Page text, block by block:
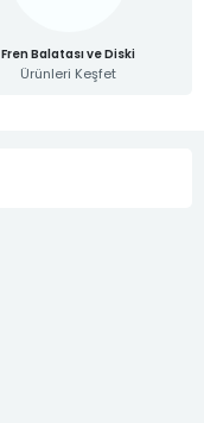
Fren Balatası ve Diski
Ürünleri Keşfet